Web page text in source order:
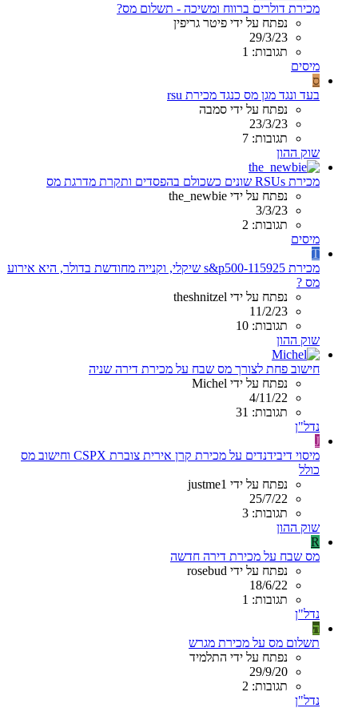
מכירת דולרים ברווח ומשיכה - תשלום מס?
נפתח על ידי פיטר גריפין
29/3/23
תגובות: 1
מיסים
ס
בעד ונגד מגן מס כנגד מכירת rsu
נפתח על ידי סמבה
23/3/23
תגובות: 7
שוק ההון
מכירת RSUs שונים כשכולם בהפסדים ותקרת מדרגת מס
נפתח על ידי the_newbie
3/3/23
תגובות: 2
מיסים
T
מכירת s&p500-115925 שיקלי, וקנייה מחודשת בדולר, היא אירוע
מס ?
נפתח על ידי theshnitzel
11/2/23
תגובות: 10
שוק ההון
חישוב פחת לצורך מס שבח על מכירת דירה שניה
נפתח על ידי Michel
4/11/22
תגובות: 31
נדל"ן
J
מיסוי דיבידנדים על מכירת קרן אירית צוברת CSPX וחישוב מס
כולל
נפתח על ידי justme1
25/7/22
תגובות: 3
שוק ההון
R
מס שבח על מכירת דירה חדשה
נפתח על ידי rosebud
18/6/22
תגובות: 1
נדל"ן
ה
תשלום מס על מכירת מגרש
נפתח על ידי התלמיד
29/9/20
תגובות: 2
נדל"ן